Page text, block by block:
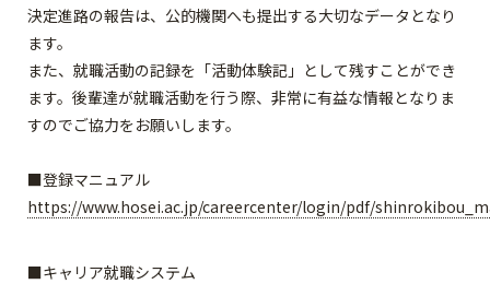
決定進路の報告は、公的機関へも提出する大切なデータとなり
ます。
また、就職活動の記録を「活動体験記」として残すことができ
ます。後輩達が就職活動を行う際、非常に有益な情報となりま
すのでご協力をお願いします。
■登録マニュアル
https://www.hosei.ac.jp/careercenter/login/pdf/
■キャリア就職システム